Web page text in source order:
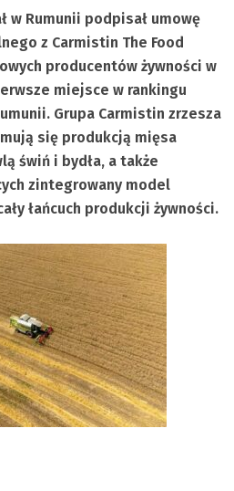
w Rumunii podpisał umowę
z Carmistin The Food
producentów żywności w
miejsce w rankingu
Grupa Carmistin zrzesza
się produkcją mięsa
świń i bydła, a także
zintegrowany model
łańcuch produkcji żywności.